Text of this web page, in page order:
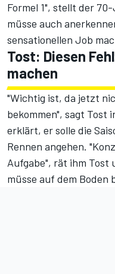
Formel 1", stellt der
müsse auch
sensationellen Job
Tost: Diesen
machen
"Wichtig ist, da jetzt
bekommen", sagt Tost
erklärt, er solle die
Rennen angehen.
Aufgabe", rät ihm Tost
müsse auf dem Boden